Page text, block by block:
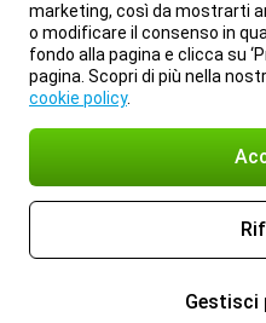
marketing, così da mostrarti
o modificare il consenso in
fondo alla pagina e clicca su
pagina. Scopri di più nella
cookie policy.
Gestisci